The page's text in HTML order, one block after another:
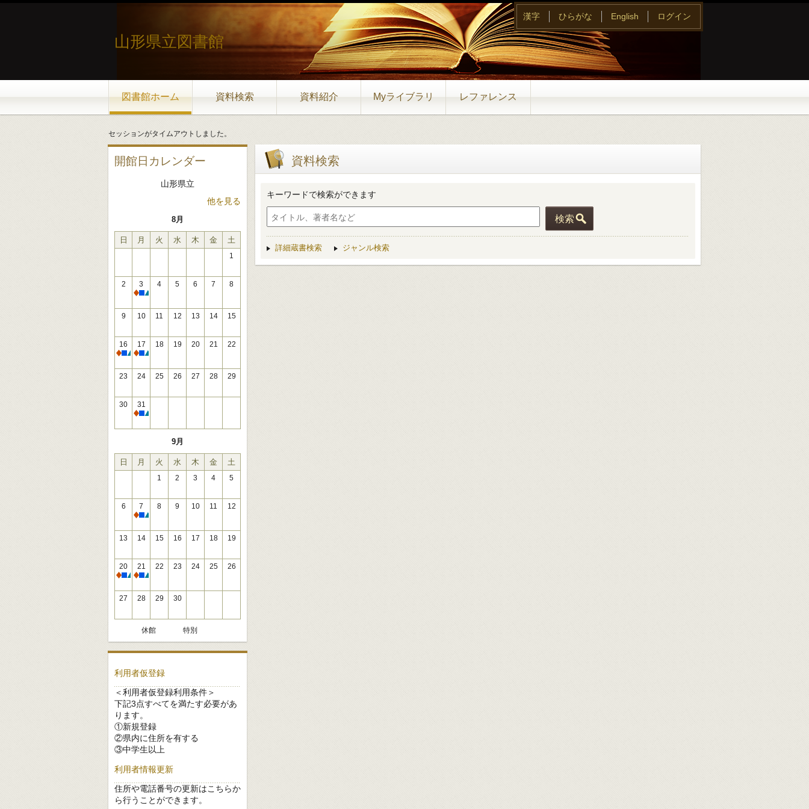
山形県立図書館
図書館ホーム 資料検索 資料紹介 Myライブラリ レファレンス
漢字 ひらがな English ログイン
セッションがタイムアウトしました。
開館日カレンダー
山形県立
他を見る
8月
日 月 火 水 木 金 土
1
2
3
休館
4 5 6 7 8
9 10 11 12 13 14 15
16
休館
17
休館
18 19 20 21 22
23 24 25 26 27 28 29
30
31
休館
9月
日 月 火 水 木 金 土
1 2 3 4 5
6
7
休館
8 9 10 11 12
13 14 15 16 17 18 19
20
休館
21
休館
22 23 24 25 26
27 28 29 30
休館 特別
利用者仮登録
＜利用者仮登録利用条件＞
下記3点すべてを満たす必要があ
ります。
①新規登録
②県内に住所を有する
③中学生以上
利用者情報更新
住所や電話番号の更新はこちらか
ら行うことができます。
資料検索
キーワードで検索ができます
検索
詳細蔵書検索 ジャンル検索